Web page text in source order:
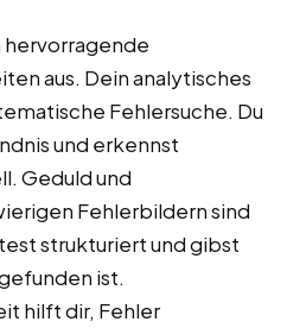
hervorragende
aus. Dein analytisches
Fehlersuche. Du
und erkennst
Geduld und
Fehlerbildern sind
strukturiert und gibst
ist.
hilft dir, Fehler